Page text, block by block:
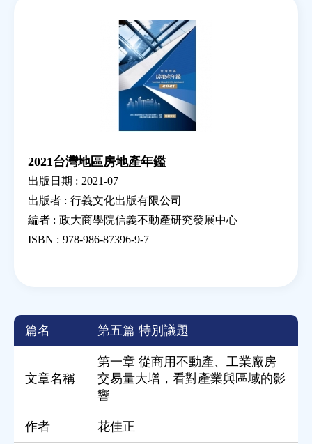
2021台灣地區房地產年鑑
出版日期 : 2021-07
出版者 : 行義文化出版有限公司
編者 : 政大商學院信義不動產研究發展中心
ISBN : 978-986-87396-9-7
篇名 第五篇 特別議題
文章名稱
第一章 從商用不動產、工業廠房
交易量大增，看對產業與區域的影
響
作者 花佳正